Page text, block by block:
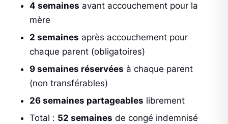
4 semaines avant accouchement pour la
mère
2 semaines après accouchement pour
chaque parent (obligatoires)
9 semaines réservées à chaque parent
(non transférables)
26 semaines partageables librement
Total : 52 semaines de congé indemnisé